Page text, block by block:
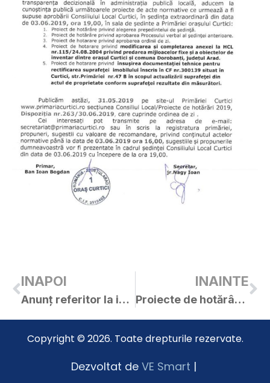
INAPOI
Anunț referitor la intenția MADR de a disemina prevederile legii 217/2016 privind diminuarea risipei alimentare
INAINTE
Proiecte de hotărâri pentru ședința C.L. Curtici din 03.06.2019
Copyright © 2026. Toate drepturile rezervate.
Dezvoltat de VE Smart |